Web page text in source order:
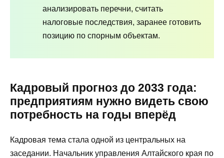
анализировать перечни, считать
налоговые последствия, заранее готовить
позицию по спорным объектам.
Кадровый прогноз до 2033 года:
предприятиям нужно видеть свою
потребность на годы вперёд
Кадровая тема стала одной из центральных на
заседании. Начальник управления Алтайского края по